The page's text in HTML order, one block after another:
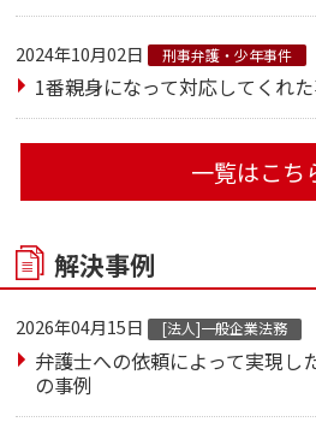
2024年10月02日 刑事弁護・少年事件
1番親身になって対応してくれ
一覧はこち
解決事例
2026年04月15日 [法人]一般企業法務
弁護士への依頼によって実現し
の事例